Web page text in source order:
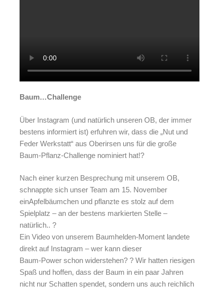
Baum…Challenge
Über Instagram (und natürlich unseren OB, der immer
bestens informiert ist) erfuhren wir, dass die „Nut und
Feder Werkstatt“ aus Oberirsen uns für die große
Baum-Pflanz-Challenge nominiert hat!?
Nach einer kurzen Besprechung mit unserem OB,
schnappte sich unser Team am 15. November
einApfelbäumchen und pflanzte es stolz auf dem
Spielplatz – an der bestens markierten Stelle –
natürlich.. ?
Ein Video von unserem Baumhelden-Moment landete
direkt auf Instagram – wer kann dieser
Baum-Power schon widerstehen? ? Wir hatten riesigen
Spaß und hoffen, dass der Baum in ein paar Jahren
nicht nur Schatten spendet, sondern uns auch reichlich